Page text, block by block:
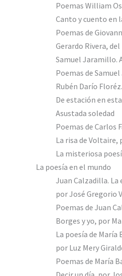
Poemas William
Canto y cuento en
Poemas de
Gerardo Rivera,
Samuel Jaramillo.
Poemas de
Rubén Darío
De estación en
Asustada soledad
Poemas de Carlos
La risa de
La misteriosa
La poesía en el mundo
Juan Calzadilla.
por José Gregorio
Poemas de Juan
Borges y yo, por
La poesía de María
por Luz Mery
Poemas de María